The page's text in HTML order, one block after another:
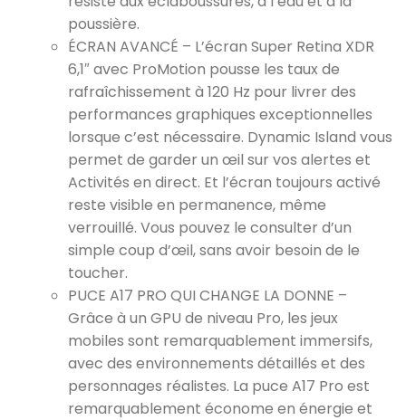
poussière.
ÉCRAN AVANCÉ – L’écran Super Retina XDR
6,1″ avec ProMotion pousse les taux de
rafraîchissement à 120 Hz pour livrer des
performances graphiques exceptionnelles
lorsque c’est nécessaire. Dynamic Island vous
permet de garder un œil sur vos alertes et
Activités en direct. Et l’écran toujours activé
reste visible en permanence, même
verrouillé. Vous pouvez le consulter d’un
simple coup d’œil, sans avoir besoin de le
toucher.
PUCE A17 PRO QUI CHANGE LA DONNE –
Grâce à un GPU de niveau Pro, les jeux
mobiles sont remarquablement immersifs,
avec des environnements détaillés et des
personnages réalistes. La puce A17 Pro est
remarquablement économe en énergie et